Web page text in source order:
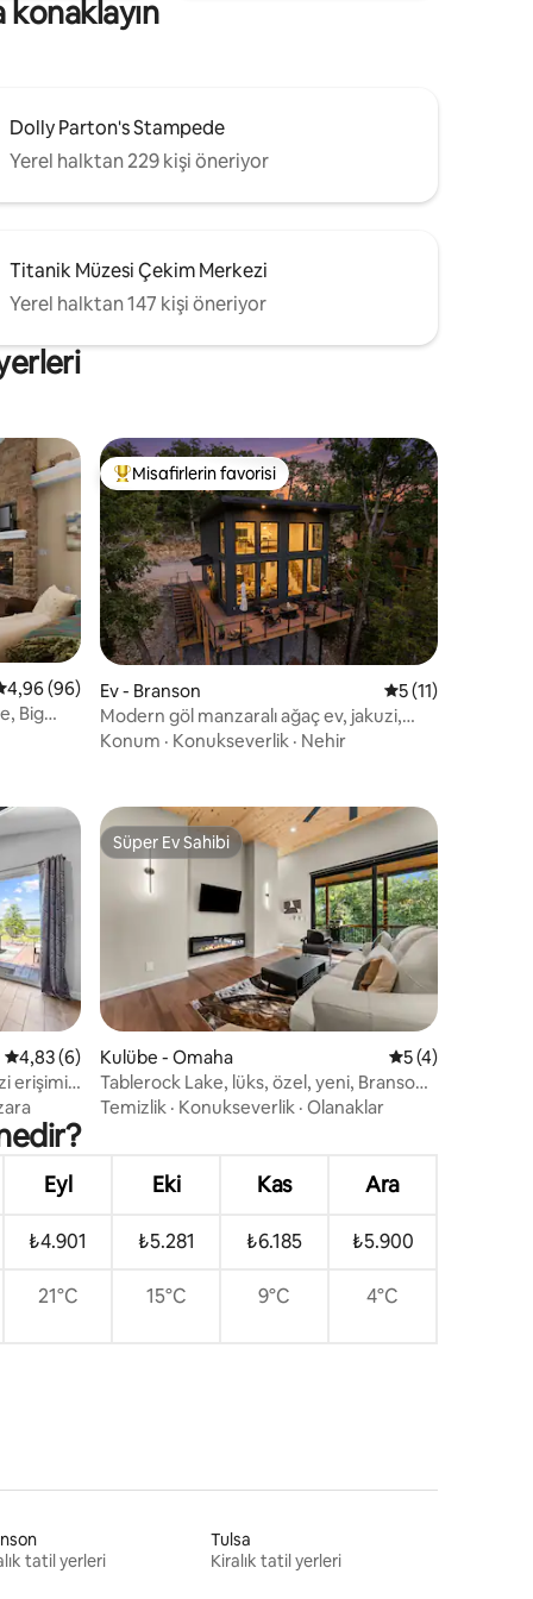
Dolly Parton's Stampede
Yerel halktan 229 kişi öneriyor
Titanik Müzesi Çekim Merkezi
Yerel halktan 147 kişi öneriyor
üzerinden ortalama 4,96 puan, 96 değerlendirme
4,96 (96)
Big
Misafirlerin favorilerinden en beğenilenler arasında
Misafirlerin favorisi
Ev - Branson 5 üzerinden
5 (11)
Modern göl manzaralı ağaç ev, jakuzi,
ateş çukuru, havuz
Konum · Konukseverlik · Nehir
5 üzerinden ortalama 4,83 puan, 6 değerlendirme
4,83 (6)
erişimi
Süper Ev Sahibi
Süper Ev Sahibi
Kulübe - Omaha 5 üzerinden
5 (4)
Tablerock Lake, lüks, özel, yeni, Branson
bölgesi
Temizlik · Konukseverlik · Olanaklar
Eyl Eki Kas Ara
₺4.901 ₺5.281 ₺6.185 ₺5.900
21°C 15°C 9°C 4°C
tatil yerleri
Tulsa
Kiralık tatil yerleri